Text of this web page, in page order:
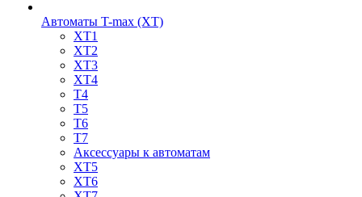
Автоматы T-max (XT)
XT1
XT2
XT3
XT4
T4
T5
T6
T7
Аксессуары к автоматам
XT5
XT6